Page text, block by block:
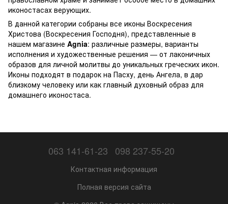
иконостасах верующих.
В данной категории собраны все иконы Воскресения
Христова (Воскресения Господня), представленные в
нашем магазине Agnia: различные размеры, варианты
исполнения и художественные решения — от лаконичных
образов для личной молитвы до уникальных греческих икон.
Иконы подходят в подарок на Пасху, день Ангела, в дар
близкому человеку или как главный духовный образ для
домашнего иконостаса.
063 141-61-23 098 237-55-20
Контактная информация
Полная версия сайта